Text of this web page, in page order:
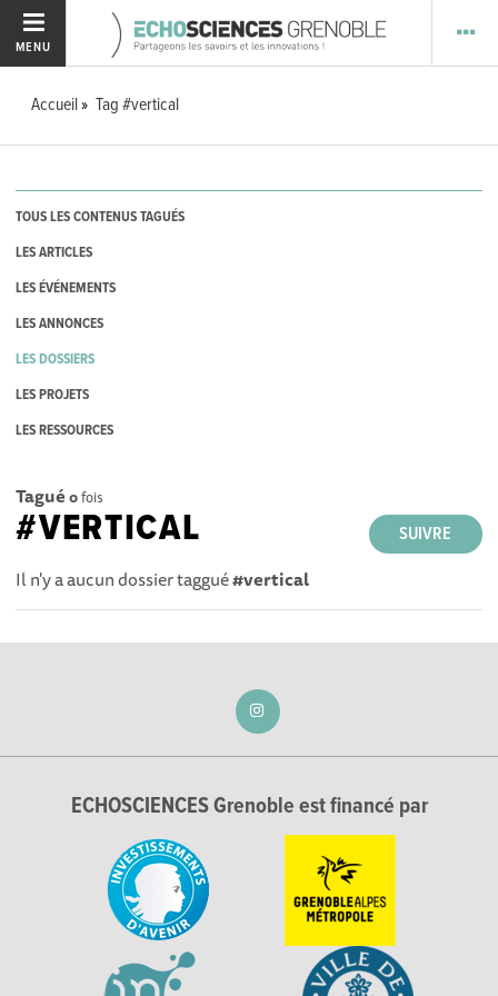
MENU
Accueil Tag #vertical
TOUS LES CONTENUS TAGUÉS
LES ARTICLES
LES ÉVÉNEMENTS
LES ANNONCES
LES DOSSIERS
LES PROJETS
LES RESSOURCES
Tagué 0fois
SUIVRE
#VERTICAL
Il n'y a aucun dossier taggué#vertical
ECHOSCIENCES Grenoble est financé par